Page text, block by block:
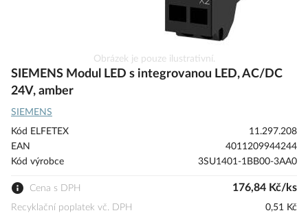
na
začátek
galerie
s
obrázky
Obrázek je pouze ilustrativní.
SIEMENS Modul LED s integrovanou LED, AC/DC
24V, amber
SIEMENS
Kód ELFETEX
11.297.208
EAN
4011209944244
Kód výrobce
3SU1401-1BB00-3AA0
Cena s DPH 176,84 Kč/ks
Recyklační poplatek vč. DPH 0,51 Kč